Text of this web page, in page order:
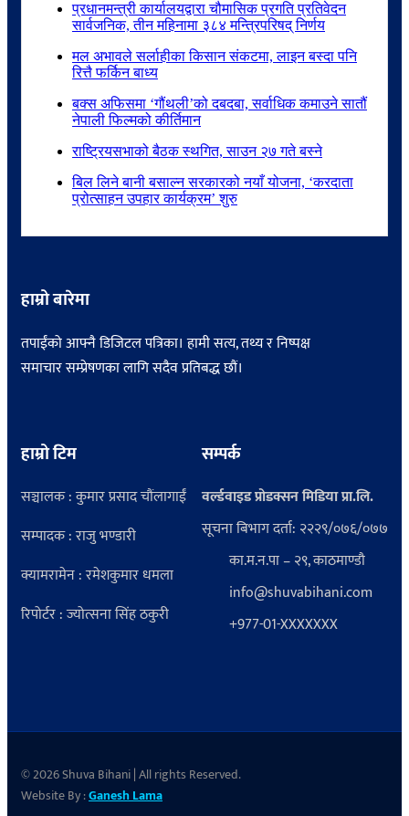
प्रधानमन्त्री कार्यालयद्वारा चौमासिक प्रगति प्रतिवेदन
सार्वजनिक, तीन महिनामा ३८४ मन्त्रिपरिषद् निर्णय
मल अभावले सर्लाहीका किसान संकटमा, लाइन बस्दा पनि
रित्तै फर्किन बाध्य
बक्स अफिसमा ‘गौंथली’को दबदबा, सर्वाधिक कमाउने सातौं
नेपाली फिल्मको कीर्तिमान
राष्ट्रियसभाको बैठक स्थगित, साउन २७ गते बस्ने
बिल लिने बानी बसाल्न सरकारको नयाँ योजना, ‘करदाता
प्रोत्साहन उपहार कार्यक्रम’ शुरु
हाम्रो बारेमा
तपाईंको आफ्नै डिजिटल पत्रिका। हामी सत्य, तथ्य र निष्पक्ष
समाचार सम्प्रेषणका लागि सदैव प्रतिबद्ध छौं।
हाम्रो टिम
सञ्चालक : कुमार प्रसाद चौंलागाईं
सम्पादक : राजु भण्डारी
क्यामरामेन : रमेशकुमार धमला
रिपोर्टर : ज्योत्सना सिंह ठकुरी
सम्पर्क
वर्ल्डवाइड प्रोडक्सन मिडिया प्रा.लि.
सूचना बिभाग दर्ता: २२२९/०७६/०७७
का.म.न.पा – २९, काठमाण्डौ
info@shuvabihani.com
+977-01-XXXXXXX
© 2026 Shuva Bihani | All rights Reserved.
Website By :Ganesh Lama